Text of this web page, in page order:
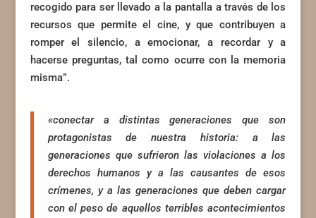
recogido para ser llevado a la pantalla a través de los
recursos que permite el cine, y que contribuyen a
romper el silencio, a emocionar, a recordar y a
hacerse preguntas, tal como ocurre con la memoria
misma”.
«conectar a distintas generaciones que son
protagonistas de nuestra historia: a las
generaciones que sufrieron las violaciones a los
derechos humanos y a las causantes de esos
crímenes, y a las generaciones que deben cargar
con el peso de aquellos terribles acontecimientos